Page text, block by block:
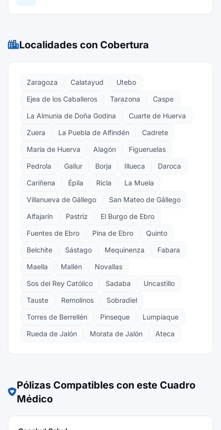
Localidades con Cobertura
Zaragoza Calatayud
Utebo
Ejea de los Caballeros
Tarazona
Caspe
La Almunia de Doña Godina
Cuarte de Huerva
Zuera
La Puebla de Alfindén
Cadrete
María de Huerva
Alagón
Figueruelas
Pedrola
Gallur Borja Illueca
Daroca
Cariñena
Épila Ricla
La Muela
Villanueva de Gállego
San Mateo de Gállego
Alfajarín
Pastriz
El Burgo de Ebro
Fuentes de Ebro
Pina de Ebro
Quinto
Belchite
Sástago Mequinenza
Fabara
Maella
Mallén
Novallas
Sos del Rey Católico
Sadaba
Uncastillo
Tauste
Remolinos
Sobradiel
Torres de Berrellén
Pinseque
Lumpiaque
Rueda de Jalón
Morata de Jalón Ateca
Pólizas Compatibles con este Cuadro
Médico